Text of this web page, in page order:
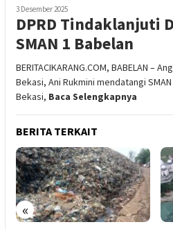
3 Desember 2025
DPRD Tindaklanjuti
SMAN 1 Babelan
BERITACIKARANG.COM, BABELAN –
Bekasi, Ani Rukmini mendatangi
Bekasi, Baca Selengkapnya
BERITA TERKAIT
«